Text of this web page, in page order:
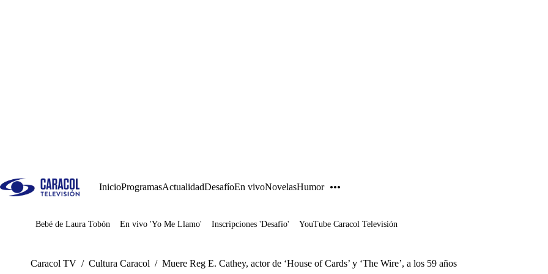
InicioProgramasActualidadDesafíoEn vivoNovelasHumor
Juegos
Bebé de Laura Tobón En vivo 'Yo Me Llamo' Inscripciones 'Desafío' YouTube Caracol Televisión
Caracol TV / Cultura Caracol / Muere Reg E. Cathey, actor de ‘House of Cards’ y ‘The Wire’, a los 59 años